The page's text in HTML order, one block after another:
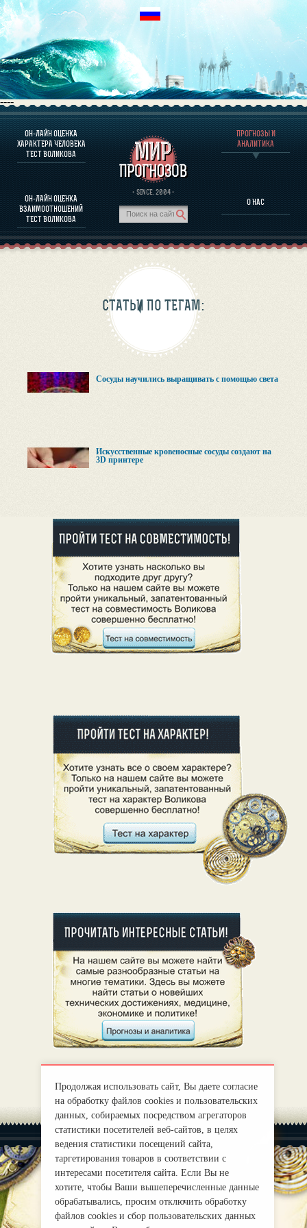
----
ОН-ЛАЙН ОЦЕНКА
ХАРАКТЕРА ЧЕЛОВЕКА
ТЕСТ ВОЛИКОВА
ОН-ЛАЙН ОЦЕНКА
ВЗАИМООТНОШЕНИЙ
ТЕСТ ВОЛИКОВА
· SINCE. 2004 ·
ПРОГНОЗЫ И
АНАЛИТИКА
О НАС
О ПРОГРАММЕ
ОЦЕНКА ХАРАКТЕРA ЧЕЛОВЕКА
ОЦЕНКА ХАРАКТЕРА ВЫДАЮЩИХСЯ ЛИЧНОСТЕЙ
О ПРОГРАММЕ
ПРОГНОЗЫ И АНАЛИТИКА
СТАТЬИ ПО ТЕГАМ:
Сосуды научились выращивать с помощью света
Искусственные кровеносные сосуды создают на
3D принтере
О нас
Правила
mirprognoz@mail.ru
Продолжая использовать сайт, Вы даете согласие
на обработку файлов cookies и пользовательских
данных, собираемых посредством агрегаторов
статистики посетителей веб-сайтов, в целях
ведения статистики посещений сайта,
таргетирования товаров в соответствии с
интересами посетителя сайта. Если Вы не
хотите, чтобы Ваши вышеперечисленные данные
обрабатывались, просим отключить обработку
файлов cookies и сбор пользовательских данных